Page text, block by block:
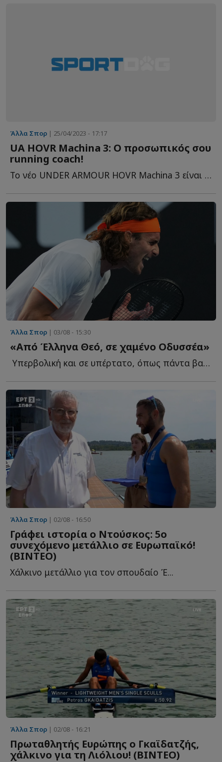
Άλλα Σπορ | 25/04/2023 - 17:17
UA HOVR Machina 3: O προσωπικός σου
running coach!
Το νέο UNDER ARMOUR HOVR Machina 3 είναι ένα καινοτόμο παπούτσι γ...
Άλλα Σπορ | 03/08 - 15:30
«Από Έλληνα Θεό, σε χαμένο Οδυσσέα»
Υπερβολική και σε υπέρτατο, όπως πάντα βαθμό λυρισμού η...
Άλλα Σπορ | 02/08 - 16:50
Γράφει ιστορία ο Ντούσκος: 5ο
συνεχόμενο μετάλλιο σε Ευρωπαϊκό!
(ΒΙΝΤΕΟ)
Χάλκινο μετάλλιο για τον σπουδαίο Έ...
Άλλα Σπορ | 02/08 - 16:21
Πρωταθλητής Ευρώπης ο Γκαϊδατζής,
χάλκινο για τη Λιόλιου! (ΒΙΝΤΕΟ)